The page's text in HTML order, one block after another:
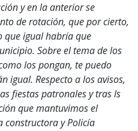
y en la anterior se
de rotación, que por cierto,
que igual habría que
Sobre el tema de los
los pongan, te puedo
igual. Respecto a los avisos,
fiestas patronales y tras ls
que mantuvimos el
constructora y Policía